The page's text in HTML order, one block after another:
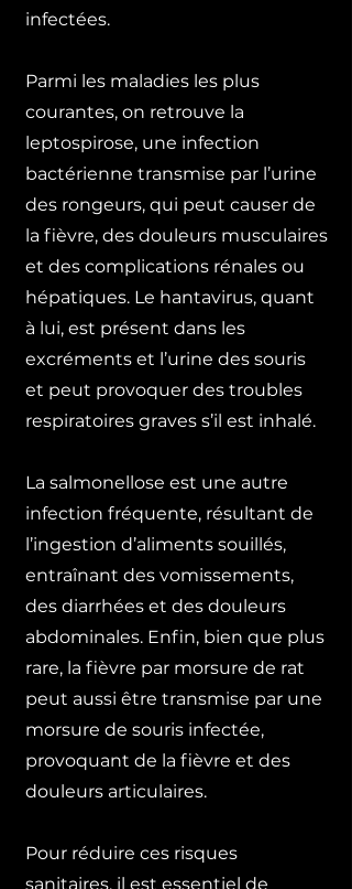
infectées.
Parmi les maladies les plus
courantes, on retrouve la
leptospirose, une infection
bactérienne transmise par l’urine
des rongeurs, qui peut causer de
la fièvre, des douleurs musculaires
et des complications rénales ou
hépatiques. Le hantavirus, quant
à lui, est présent dans les
excréments et l’urine des souris
et peut provoquer des troubles
respiratoires graves s’il est inhalé.
La salmonellose est une autre
infection fréquente, résultant de
l’ingestion d’aliments souillés,
entraînant des vomissements,
des diarrhées et des douleurs
abdominales. Enfin, bien que plus
rare, la fièvre par morsure de rat
peut aussi être transmise par une
morsure de souris infectée,
provoquant de la fièvre et des
douleurs articulaires.
Pour réduire ces risques
sanitaires, il est essentiel de